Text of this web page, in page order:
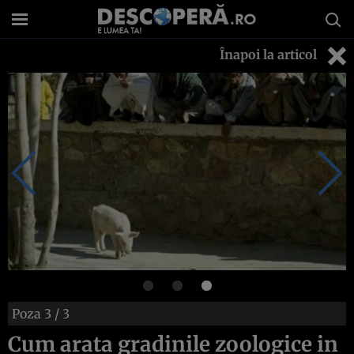
Înapoi la articol
Poza 3 / 3
Cum arata gradinile zoologice in